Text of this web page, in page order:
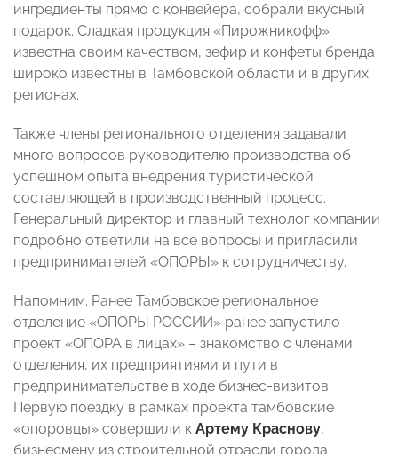
ингредиенты прямо с конвейера, собрали вкусный
подарок. Сладкая продукция «Пирожникофф»
известна своим качеством, зефир и конфеты бренда
широко известны в Тамбовской области и в других
регионах.
Также члены регионального отделения задавали
много вопросов руководителю производства об
успешном опыта внедрения туристической
составляющей в производственный процесс.
Генеральный директор и главный технолог компании
подробно ответили на все вопросы и пригласили
предпринимателей «ОПОРЫ» к сотрудничеству.
Напомним. Ранее Тамбовское региональное
отделение «ОПОРЫ РОССИИ» ранее запустило
проект «ОПОРА в лицах» – знакомство с членами
отделения, их предприятиями и пути в
предпринимательстве в ходе бизнес-визитов.
Первую поездку в рамках проекта тамбовские
«опоровцы» совершили к Артему Краснову,
бизнесмену из строительной отрасли города